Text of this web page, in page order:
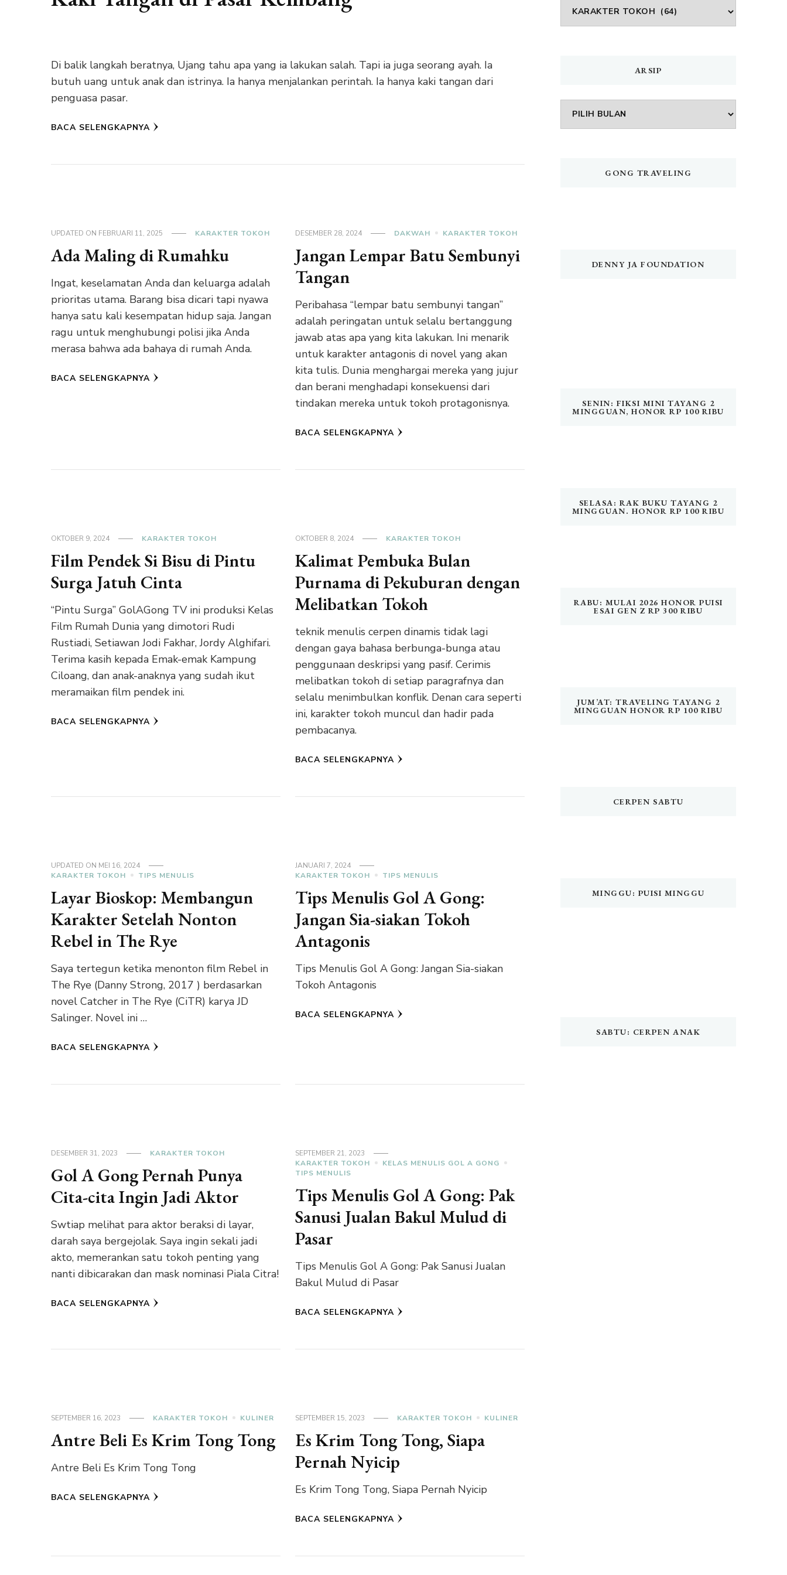
Di balik langkah beratnya, Ujang tahu apa yang ia lakukan salah. Tapi ia juga seorang ayah. Ia
butuh uang untuk anak dan istrinya. Ia hanya menjalankan perintah. Ia hanya kaki tangan dari
penguasa pasar.
BACA SELENGKAPNYA
UPDATED ON FEBRUARI 11, 2025 KARAKTER TOKOH
Ada Maling di Rumahku
Ingat, keselamatan Anda dan keluarga adalah
prioritas utama. Barang bisa dicari tapi nyawa
hanya satu kali kesempatan hidup saja. Jangan
ragu untuk menghubungi polisi jika Anda
merasa bahwa ada bahaya di rumah Anda.
BACA SELENGKAPNYA
DESEMBER 28, 2024 DAKWAH KARAKTER TOKOH
Jangan Lempar Batu Sembunyi
Tangan
Peribahasa “lempar batu sembunyi tangan”
adalah peringatan untuk selalu bertanggung
jawab atas apa yang kita lakukan. Ini menarik
untuk karakter antagonis di novel yang akan
kita tulis. Dunia menghargai mereka yang jujur
dan berani menghadapi konsekuensi dari
tindakan mereka untuk tokoh protagonisnya.
BACA SELENGKAPNYA
OKTOBER 9, 2024 KARAKTER TOKOH
Film Pendek Si Bisu di Pintu
Surga Jatuh Cinta
“Pintu Surga” GolAGong TV ini produksi Kelas
Film Rumah Dunia yang dimotori Rudi
Rustiadi, Setiawan Jodi Fakhar, Jordy Alghifari.
Terima kasih kepada Emak-emak Kampung
Ciloang, dan anak-anaknya yang sudah ikut
meramaikan film pendek ini.
BACA SELENGKAPNYA
OKTOBER 8, 2024 KARAKTER TOKOH
Kalimat Pembuka Bulan
Purnama di Pekuburan dengan
Melibatkan Tokoh
teknik menulis cerpen dinamis tidak lagi
dengan gaya bahasa berbunga-bunga atau
penggunaan deskripsi yang pasif. Cerimis
melibatkan tokoh di setiap paragrafnya dan
selalu menimbulkan konflik. Denan cara seperti
ini, karakter tokoh muncul dan hadir pada
pembacanya.
BACA SELENGKAPNYA
UPDATED ON MEI 16, 2024
KARAKTER TOKOH
TIPS MENULIS
Layar Bioskop: Membangun
Karakter Setelah Nonton
Rebel in The Rye
Saya tertegun ketika menonton film Rebel in
The Rye (Danny Strong, 2017 ) berdasarkan
novel Catcher in The Rye (CiTR) karya JD
Salinger. Novel ini …
BACA SELENGKAPNYA
JANUARI 7, 2024
KARAKTER TOKOH
TIPS MENULIS
Tips Menulis Gol A Gong:
Jangan Sia-siakan Tokoh
Antagonis
Tips Menulis Gol A Gong: Jangan Sia-siakan
Tokoh Antagonis
BACA SELENGKAPNYA
DESEMBER 31, 2023 KARAKTER TOKOH
Gol A Gong Pernah Punya
Cita-cita Ingin Jadi Aktor
Swtiap melihat para aktor beraksi di layar,
darah saya bergejolak. Saya ingin sekali jadi
akto, memerankan satu tokoh penting yang
nanti dibicarakan dan mask nominasi Piala Citra!
BACA SELENGKAPNYA
SEPTEMBER 21, 2023
KARAKTER TOKOH
KELAS MENULIS GOL A GONG
TIPS MENULIS
Tips Menulis Gol A Gong: Pak
Sanusi Jualan Bakul Mulud di
Pasar
Tips Menulis Gol A Gong: Pak Sanusi Jualan
Bakul Mulud di Pasar
BACA SELENGKAPNYA
SEPTEMBER 16, 2023 KARAKTER TOKOH KULINER
Antre Beli Es Krim Tong Tong
Antre Beli Es Krim Tong Tong
BACA SELENGKAPNYA
SEPTEMBER 15, 2023 KARAKTER TOKOH KULINER
Es Krim Tong Tong, Siapa
Pernah Nyicip
Es Krim Tong Tong, Siapa Pernah Nyicip
BACA SELENGKAPNYA
DAFTAR
MENU
ARSIP
Arsip
GONG TRAVELING
DENNY JA FOUNDATION
SENIN: FIKSI MINI TAYANG 2
MINGGUAN, HONOR RP 100 RIBU
SELASA: RAK BUKU TAYANG 2
MINGGUAN. HONOR RP 100 RIBU
RABU: MULAI 2026 HONOR PUISI
ESAI GEN Z RP 300 RIBU
JUM’AT: TRAVELING TAYANG 2
MINGGUAN HONOR RP 100 RIBU
CERPEN SABTU
MINGGU: PUISI MINGGU
SABTU: CERPEN ANAK